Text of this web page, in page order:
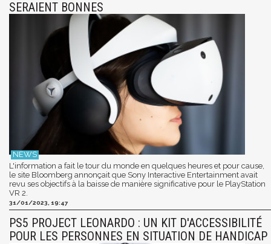
SERAIENT BONNES
L'information a fait le tour du monde en quelques heures et pour cause,
le site Bloomberg annonçait que Sony Interactive Entertainment avait
revu ses objectifs à la baisse de manière significative pour le PlayStation
VR 2.
31/01/2023, 19:47
PS5 PROJECT LEONARDO : UN KIT D'ACCESSIBILITÉ
POUR LES PERSONNES EN SITUATION DE HANDICAP